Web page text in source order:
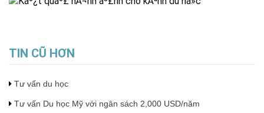
TIN CŨ HƠN
Tư vấn du học
Tư vấn Du học Mỹ với ngân sách 2,000 USD/năm